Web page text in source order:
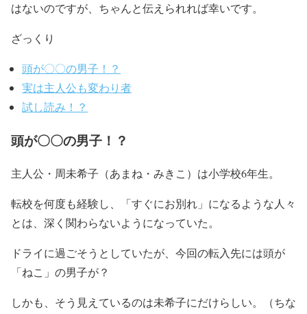
はないのですが、 ちゃんと伝えられれば幸いです。
ざっくり
頭が〇〇の男子！？
実は主人公も変わり者
試し読み！？
頭が〇〇の男子！？
主人公・周未希子（あまね・みきこ）は小学校6年生。
転校を何度も経験し、「すぐにお別れ」になるような人々
とは、深く関わらないようになっていた。
ドライに過ごそうとしていたが、今回の転入先には頭が
「ねこ」の男子が？
しかも、そう見えているのは未希子にだけらしい。
（ちな